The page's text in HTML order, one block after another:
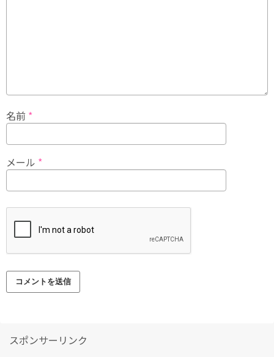
名前 *
メール *
スポンサーリンク